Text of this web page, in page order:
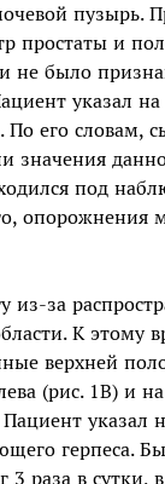
пузырь.
и
не было
указал
его словам,
значения
под
опорожнения
из-за
К этому
верхней
(рис. 1В) и
указал
герпеса.
раза в сутки,